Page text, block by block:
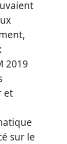
2019
et
sur le